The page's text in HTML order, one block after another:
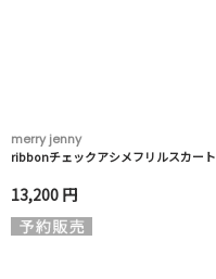
merry jenny
ribbonチェックアシメフリルスカート
13,200 円